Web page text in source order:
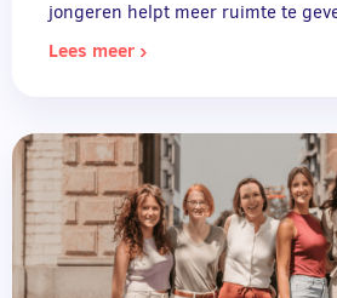
jongeren helpt meer ruimte te
Lees meer ›